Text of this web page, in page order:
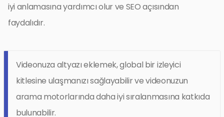
iyi anlamasına yardımcı olur ve SEO açısından
faydalıdır.
Videonuza altyazı eklemek, global bir izleyici
kitlesine ulaşmanızı sağlayabilir ve videonuzun
arama motorlarında daha iyi sıralanmasına katkıda
bulunabilir.